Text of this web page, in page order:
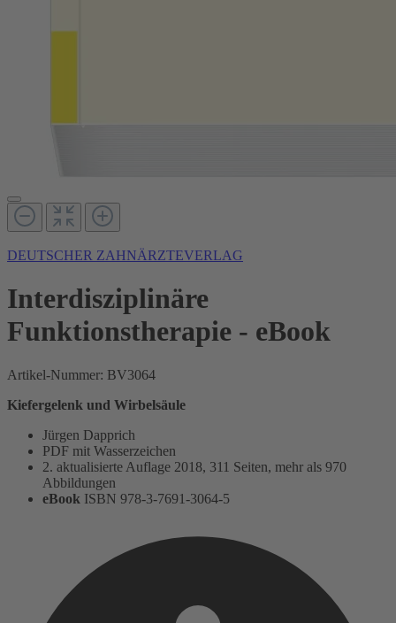
DEUTSCHER ZAHNÄRZTEVERLAG
Interdisziplinäre
Funktionstherapie - eBook
Artikel-Nummer: BV3064
Kiefergelenk und Wirbelsäule
Jürgen Dapprich
PDF mit Wasserzeichen
2. aktualisierte Auflage 2018, 311 Seiten, mehr als 970
Abbildungen
eBook ISBN 978-3-7691-3064-5